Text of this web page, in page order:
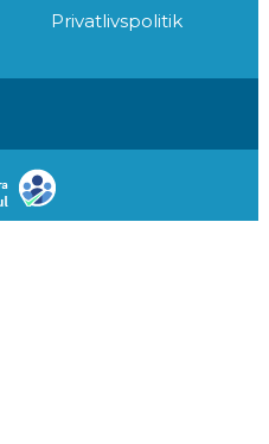
Privatlivspolitik